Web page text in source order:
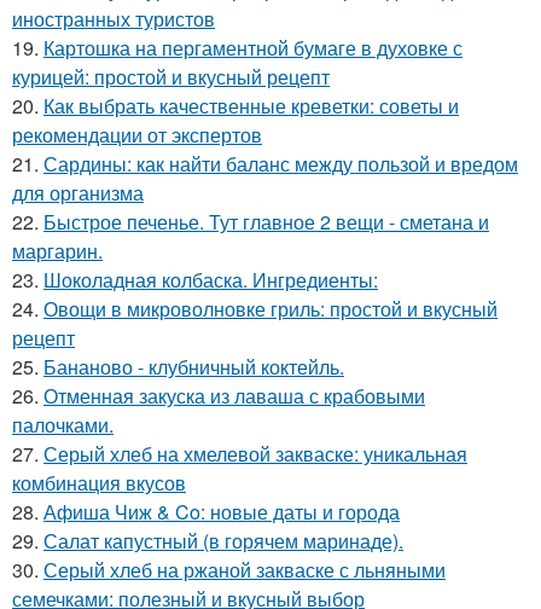
иностранных туристов
19. Картошка на пергаментной бумаге в духовке с
курицей: простой и вкусный рецепт
20. Как выбрать качественные креветки: советы и
рекомендации от экспертов
21. Сардины: как найти баланс между пользой и вредом
для организма
22. Быстрое печенье. Тут главное 2 вещи - сметана и
маргарин.
23. Шоколадная колбаска. Ингредиенты:
24. Овощи в микроволновке гриль: простой и вкусный
рецепт
25. Бананово - клубничный коктейль.
26. Отменная закуска из лаваша с крабовыми
палочками.
27. Серый хлеб на хмелевой закваске: уникальная
комбинация вкусов
28. Афиша Чиж & Co: новые даты и города
29. Салат капустный (в горячем маринаде).
30. Серый хлеб на ржаной закваске с льняными
семечками: полезный и вкусный выбор